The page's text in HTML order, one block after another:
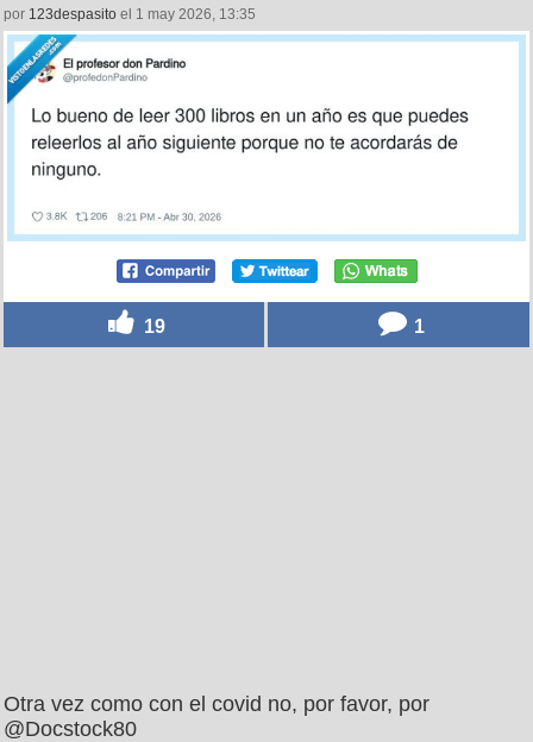
por 123despasito el 1 may 2026, 13:35
19 1
Otra vez como con el covid no, por favor, por
@Docstock80